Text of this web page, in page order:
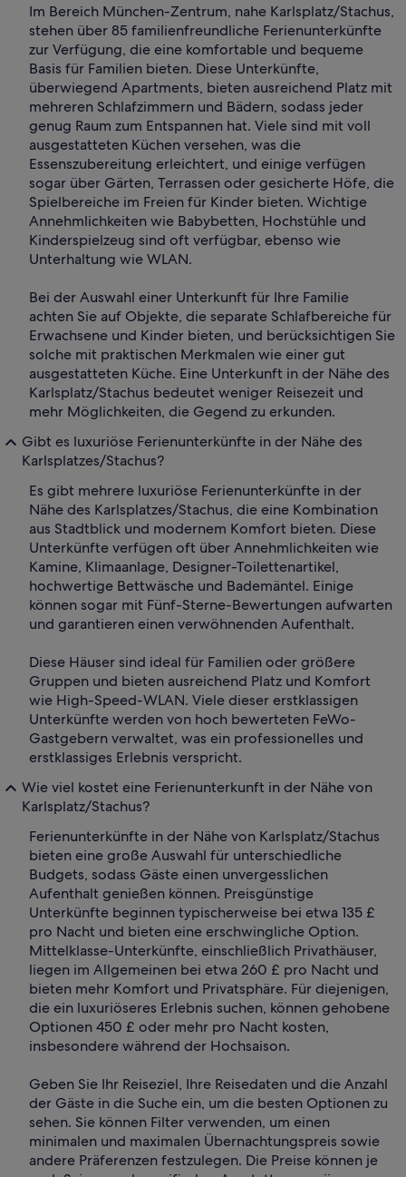
Im Bereich München-Zentrum, nahe Karlsplatz/Stachus,
stehen über 85 familienfreundliche Ferienunterkünfte
zur Verfügung, die eine komfortable und bequeme
Basis für Familien bieten. Diese Unterkünfte,
überwiegend Apartments, bieten ausreichend Platz mit
mehreren Schlafzimmern und Bädern, sodass jeder
genug Raum zum Entspannen hat. Viele sind mit voll
ausgestatteten Küchen versehen, was die
Essenszubereitung erleichtert, und einige verfügen
sogar über Gärten, Terrassen oder gesicherte Höfe, die
Spielbereiche im Freien für Kinder bieten. Wichtige
Annehmlichkeiten wie Babybetten, Hochstühle und
Kinderspielzeug sind oft verfügbar, ebenso wie
Unterhaltung wie WLAN.
Bei der Auswahl einer Unterkunft für Ihre Familie
achten Sie auf Objekte, die separate Schlafbereiche für
Erwachsene und Kinder bieten, und berücksichtigen Sie
solche mit praktischen Merkmalen wie einer gut
ausgestatteten Küche. Eine Unterkunft in der Nähe des
Karlsplatz/Stachus bedeutet weniger Reisezeit und
mehr Möglichkeiten, die Gegend zu erkunden.
Gibt es luxuriöse Ferienunterkünfte in der Nähe des
Karlsplatzes/Stachus?
Es gibt mehrere luxuriöse Ferienunterkünfte in der
Nähe des Karlsplatzes/Stachus, die eine Kombination
aus Stadtblick und modernem Komfort bieten. Diese
Unterkünfte verfügen oft über Annehmlichkeiten wie
Kamine, Klimaanlage, Designer-Toilettenartikel,
hochwertige Bettwäsche und Bademäntel. Einige
können sogar mit Fünf-Sterne-Bewertungen aufwarten
und garantieren einen verwöhnenden Aufenthalt.
Diese Häuser sind ideal für Familien oder größere
Gruppen und bieten ausreichend Platz und Komfort
wie High-Speed-WLAN. Viele dieser erstklassigen
Unterkünfte werden von hoch bewerteten FeWo-
Gastgebern verwaltet, was ein professionelles und
erstklassiges Erlebnis verspricht.
Wie viel kostet eine Ferienunterkunft in der Nähe von
Karlsplatz/Stachus?
Ferienunterkünfte in der Nähe von Karlsplatz/Stachus
bieten eine große Auswahl für unterschiedliche
Budgets, sodass Gäste einen unvergesslichen
Aufenthalt genießen können. Preisgünstige
Unterkünfte beginnen typischerweise bei etwa 135 £
pro Nacht und bieten eine erschwingliche Option.
Mittelklasse-Unterkünfte, einschließlich Privathäuser,
liegen im Allgemeinen bei etwa 260 £ pro Nacht und
bieten mehr Komfort und Privatsphäre. Für diejenigen,
die ein luxuriöseres Erlebnis suchen, können gehobene
Optionen 450 £ oder mehr pro Nacht kosten,
insbesondere während der Hochsaison.
Geben Sie Ihr Reiseziel, Ihre Reisedaten und die Anzahl
der Gäste in die Suche ein, um die besten Optionen zu
sehen. Sie können Filter verwenden, um einen
minimalen und maximalen Übernachtungspreis sowie
andere Präferenzen festzulegen. Die Preise können je